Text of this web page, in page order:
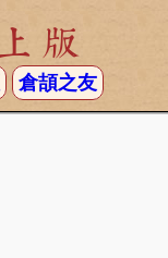
版
倉頡之友